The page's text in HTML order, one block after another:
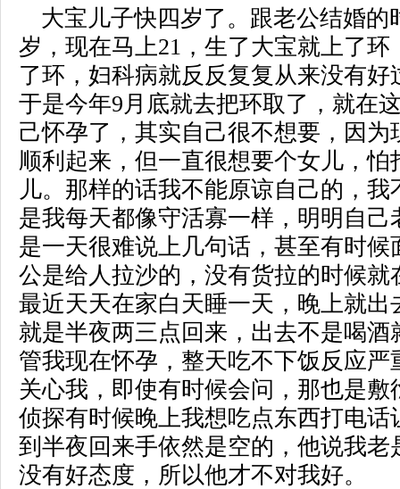
大宝儿子快四岁了。跟老公结婚的
岁，现在马上21，生了大宝就上了环
了环，妇科病就反反复复从来没有好
于是今年9月底就去把环取了，就在
己怀孕了，其实自己很不想要，因为
顺利起来，但一直很想要个女儿，怕
儿。那样的话我不能原谅自己的，我
是我每天都像守活寡一样，明明自己
是一天很难说上几句话，甚至有时候
公是给人拉沙的，没有货拉的时候就
最近天天在家白天睡一天，晚上就出
就是半夜两三点回来，出去不是喝酒
管我现在怀孕，整天吃不下饭反应严
关心我，即使有时候会问，那也是敷
侦探有时候晚上我想吃点东西打电话
到半夜回来手依然是空的，他说我老
没有好态度，所以他才不对我好。